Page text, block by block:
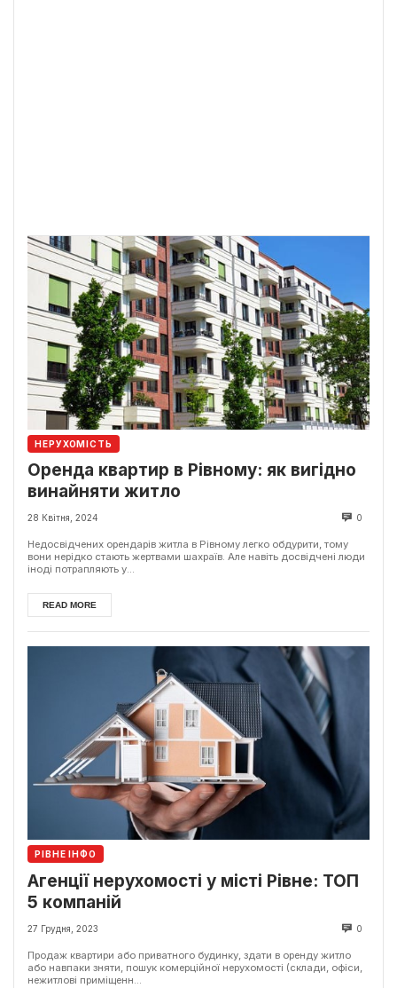
НЕРУХОМІСТЬ
Оренда квартир в Рівному: як вигідно
винайняти житло
28 Квітня, 2024 0
Недосвідчених орендарів житла в Рівному легко обдурити, тому
вони нерідко стають жертвами шахраїв. Але навіть досвідчені люди
іноді потрапляють у...
READ MORE
РІВНЕ ІНФО
Агенції нерухомості у місті Рівне: ТОП
5 компаній
27 Грудня, 2023 0
Продаж квартири або приватного будинку, здати в оренду житло
або навпаки зняти, пошук комерційної нерухомості (склади, офіси,
нежитлові приміщенн...